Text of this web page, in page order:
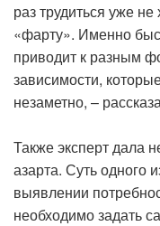
раз трудиться уже
«фарту». Именно
приводит к разным
зависимости,
незаметно, –
Также эксперт дала
азарта. Суть одного
выявлении
необходимо задать